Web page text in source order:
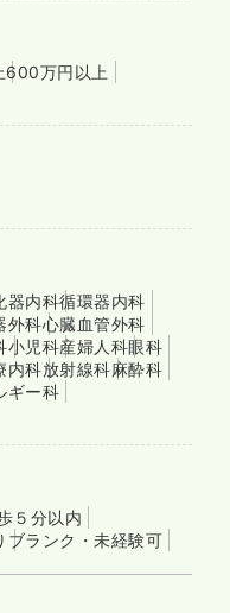
600万円以上
器内科循環器内科
外科心臓血管外科
小児科産婦人科眼科
内科放射線科麻酔科
ギー科
５分以内
ブランク・未経験可